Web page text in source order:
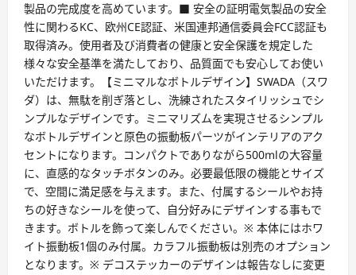
製品の完成度を高めています。■ 安全の証明電気製品の安全
性に関わるKC、欧州CE認証、米国連邦通信委員会FCC認証も
取得済み。使用者及び消費者の健康と安全保護を規定した
様々な安全基準を満たしており、品質面でも安心してお使い
いただけます。【ミニマルなボトルデザイン】SWADA（スワ
ダ）は、無駄を削ぎ落とし、洗練されたスタイリッシュでシ
ンプルなデザインです。ミニマリズムを実現させるシンプル
なボトルデザインと原色の振動板パーツがインテリアのアク
セントになります。コンパクトでありながら500mlの大容量
に、直感的なタッチボタンのみ。必要最低限の機能とサイズ
で、空間に満足感を与えます。また、付属するシールやお持
ちの好きなシールを使って、自分好みにデザインする事もで
きます。ボトルを飾って楽しんでください。※ 本体にはホワ
イト振動板1個のみ付属。カラフル振動板は別売のオプション
となります。※ デコステッカーのデザインは報告なしに変更